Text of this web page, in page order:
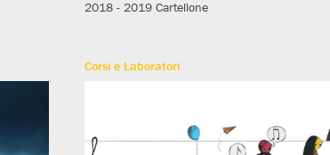
2018 - 2019 Cartellone
Corsi e Laboratori